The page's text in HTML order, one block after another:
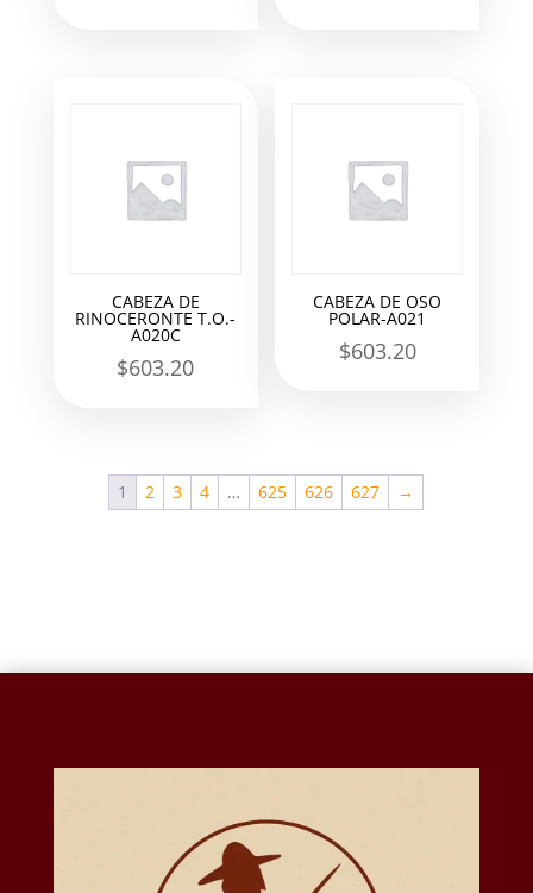
CABEZA DE
RINOCERONTE T.O.-
A020C
$603.20
CABEZA DE OSO
POLAR-A021
$603.20
1 2 3 4 … 625 626 627 →